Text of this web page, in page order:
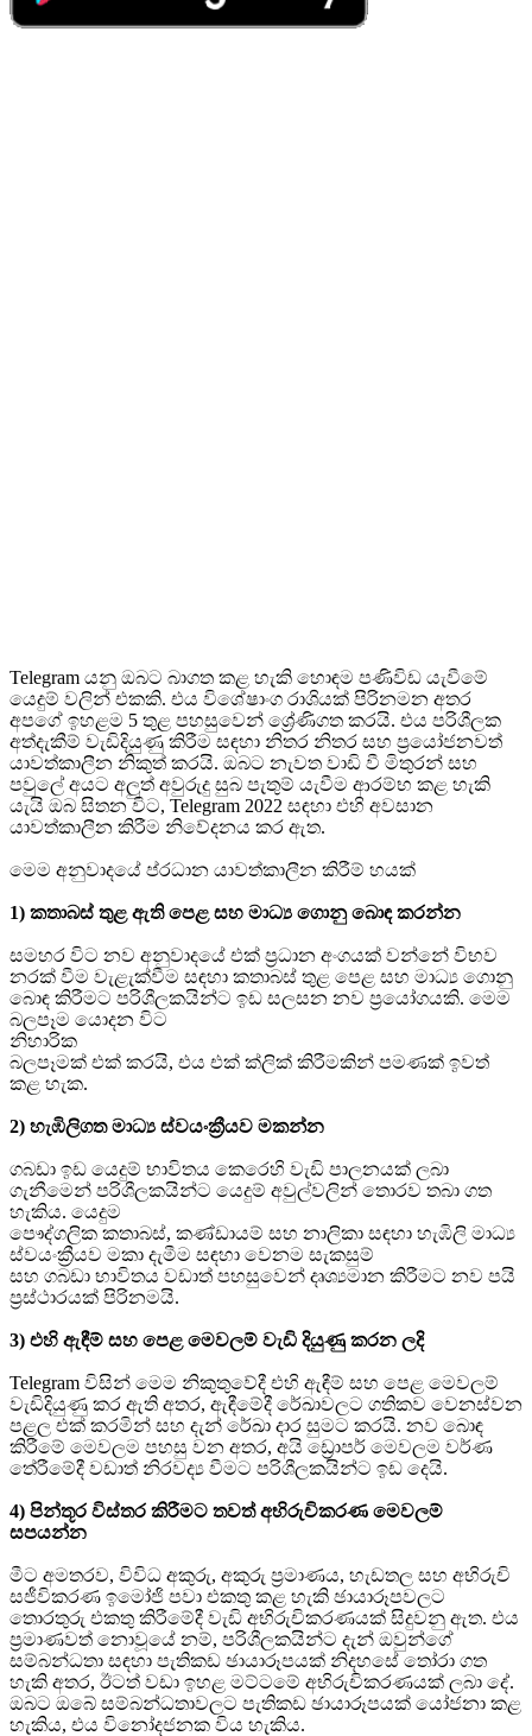
Telegram යනු ඔබට බාගත කළ හැකි හොඳම පණිවිඩ යැවීමේ
යෙදුම් වලින් එකකි. එය විශේෂාංග රාශියක් පිරිනමන අතර
අපගේ ඉහළම 5 තුළ පහසුවෙන් ශ්‍රේණිගත කරයි. එය පරිශීලක
අත්දැකීම් වැඩිදියුණු කිරීම සඳහා නිතර නිතර සහ ප්‍රයෝජනවත්
යාවත්කාලීන නිකුත් කරයි. ඔබට නැවත වාඩි වී මිතුරන් සහ
පවුලේ අයට අලුත් අවුරුදු සුබ පැතුම් යැවීම ආරම්භ කළ හැකි
යැයි ඔබ සිතන විට, Telegram 2022 සඳහා එහි අවසාන
යාවත්කාලීන කිරීම නිවේදනය කර ඇත.
මෙම අනුවාදයේ ප්රධාන යාවත්කාලීන කිරීම් හයක්
1) කතාබස් තුළ ඇති පෙළ සහ මාධ්‍ය ගොනු බොඳ කරන්න
සමහර විට නව අනුවාදයේ එක් ප්‍රධාන අංගයක් වන්නේ විභව
නරක් වීම වැළැක්වීම සඳහා කතාබස් තුළ පෙළ සහ මාධ්‍ය ගොනු
බොඳ කිරීමට පරිශීලකයින්ට ඉඩ සලසන නව ප්‍රයෝගයකි. මෙම
බලපෑම යොදන විට
නිහාරික
බලපෑමක් එක් කරයි, එය එක් ක්ලික් කිරීමකින් පමණක් ඉවත්
කළ හැක.
2) හැඹිලිගත මාධ්‍ය ස්වයංක්‍රීයව මකන්න
ගබඩා ඉඩ යෙදුම් භාවිතය කෙරෙහි වැඩි පාලනයක් ලබා
ගැනීමෙන් පරිශීලකයින්ට යෙදුම් අවුල්වලින් තොරව තබා ගත
හැකිය. යෙදුම
පෞද්ගලික කතාබස්, කණ්ඩායම් සහ නාලිකා සඳහා හැඹිලි මාධ්‍ය
ස්වයංක්‍රීයව මකා දැමීම සඳහා වෙනම සැකසුම්
සහ ගබඩා භාවිතය වඩාත් පහසුවෙන් දෘශ්‍යමාන කිරීමට නව පයි
ප්‍රස්ථාරයක් පිරිනමයි.
3) එහි ඇඳීම් සහ පෙළ මෙවලම් වැඩි දියුණු කරන ලදි
Telegram විසින් මෙම නිකුතුවේදී එහි ඇඳීම් සහ පෙළ මෙවලම්
වැඩිදියුණු කර ඇති අතර, ඇඳීමේදී රේඛාවලට ගතිකව වෙනස්වන
පළල එක් කරමින් සහ දැන් රේඛා දාර සුමට කරයි. නව බොඳ
කිරීමේ මෙවලම පහසු වන අතර, අයි ඩ්‍රොපර් මෙවලම වර්ණ
තේරීමේදී වඩාත් නිරවද්‍ය වීමට පරිශීලකයින්ට ඉඩ දෙයි.
4) පින්තූර විස්තර කිරීමට තවත් අභිරුචිකරණ මෙවලම්
සපයන්න
මීට අමතරව, විවිධ අකුරු, අකුරු ප්‍රමාණය, හැඩතල සහ අභිරුචි
සජීවිකරණ ඉමෝජි පවා එකතු කළ හැකි ඡායාරූපවලට
තොරතුරු එකතු කිරීමේදී වැඩි අභිරුචිකරණයක් සිදුවනු ඇත. එය
ප්‍රමාණවත් නොවූයේ නම්, පරිශීලකයින්ට දැන් ඔවුන්ගේ
සම්බන්ධතා සඳහා පැතිකඩ ඡායාරූපයක් නිදහසේ තෝරා ගත
හැකි අතර, ඊටත් වඩා ඉහළ මට්ටමේ අභිරුචිකරණයක් ලබා දේ.
ඔබට ඔබේ සම්බන්ධතාවලට පැතිකඩ ඡායාරූපයක් යෝජනා කළ
හැකිය, එය විනෝදජනක විය හැකිය.